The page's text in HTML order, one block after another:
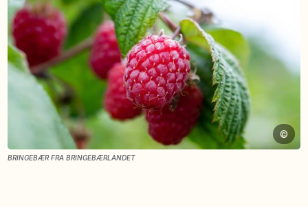
©
BRINGEBÆR FRA BRINGEBÆRLANDET